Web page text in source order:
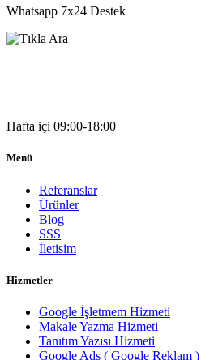
Whatsapp 7x24 Destek
Hafta içi 09:00-18:00
Menü
Referanslar
Ürünler
Blog
SSS
İletisim
Hizmetler
Google İşletmem Hizmeti
Makale Yazma Hizmeti
Tanıtım Yazısı Hizmeti
Google Ads ( Google Reklam )